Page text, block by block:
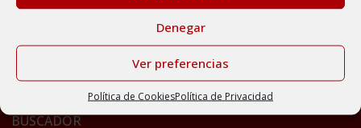
Denegar
Ver preferencias
Política de CookiesPolítica de Privacidad
BUSCADOR